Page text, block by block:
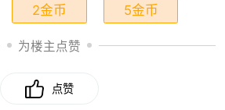
2金币 5金币
为楼主点赞
点赞